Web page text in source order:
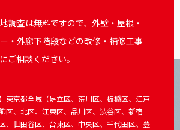
調査は無料ですので、外壁・屋根・
・外廊下階段などの改修・補修工事
ご相談ください。
東京都全域（足立区、荒川区、板橋区、江戸
区、北区、江東区、品川区、渋谷区、新宿
、世田谷区、台東区、中央区、千代田区、豊